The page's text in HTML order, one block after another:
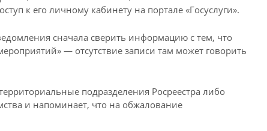
к его личному кабинету на портале «Госуслуги».
сначала сверить информацию с тем, что
— отсутствие записи там может говорить
подразделения Росреестра либо
и напоминает, что на обжалование